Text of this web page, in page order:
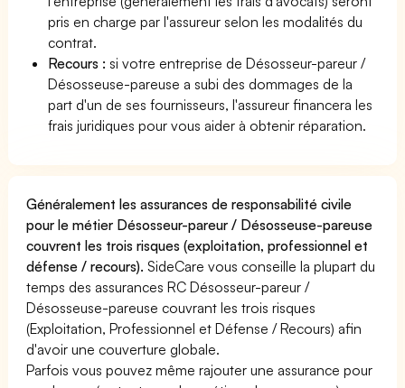
pris en charge par l'assureur selon les modalités du
contrat.
Recours : si votre entreprise de Désosseur-pareur /
Désosseuse-pareuse a subi des dommages de la
part d'un de ses fournisseurs, l'assureur financera les
frais juridiques pour vous aider à obtenir réparation.
Généralement les assurances de responsabilité civile
pour le métier Désosseur-pareur / Désosseuse-pareuse
couvrent les trois risques (exploitation, professionnel et
défense / recours). SideCare vous conseille la plupart du
temps des assurances RC Désosseur-pareur /
Désosseuse-pareuse couvrant les trois risques
(Exploitation, Professionnel et Défense / Recours) afin
d'avoir une couverture globale.
Parfois vous pouvez même rajouter une assurance pour